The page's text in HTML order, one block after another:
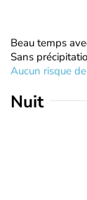
Beau temps
Sans
Aucun risque
Nuit